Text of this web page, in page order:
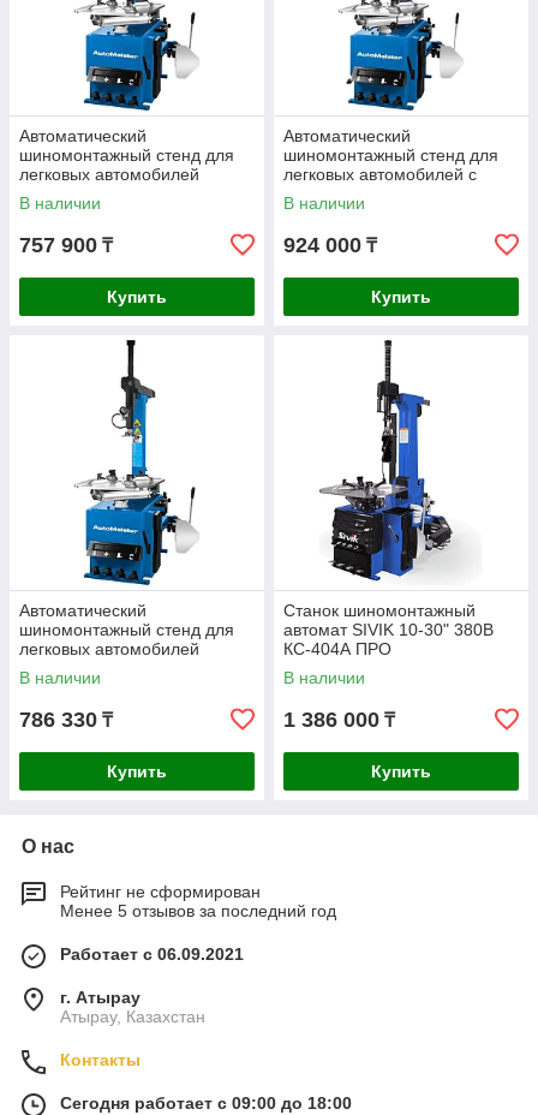
Автоматический
шиномонтажный стенд для
легковых автомобилей
AutoMeister 12-24" BL-533
В наличии
757 900 ₸
Купить
Автоматический
шиномонтажный стенд для
легковых автомобилей с
функцией взрывной накачки
AutoMeister 12-24"
В наличии
924 000 ₸
Купить
Автоматический
шиномонтажный стенд для
легковых автомобилей
AutoMeister 12-24" BL533 (2
speed)
В наличии
786 330 ₸
Купить
Станок шиномонтажный
автомат SIVIK 10-30" 380В
КС-404А ПРО
В наличии
1 386 000 ₸
Купить
О нас
Рейтинг не сформирован
Менее 5 отзывов за последний год
Работает с 06.09.2021
г. Атырау
Атырау, Казахстан
Контакты
Сегодня работает с 09:00 до 18:00